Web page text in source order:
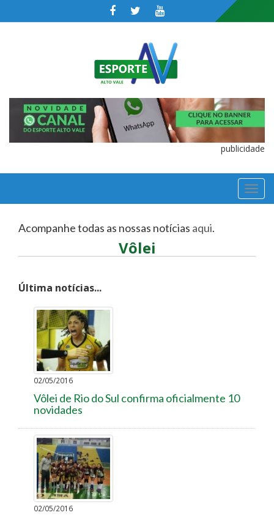
publicidade
Acompanhe todas as nossas notícias aqui.
Vôlei
Última notícias...
02/05/2016
Vôlei de Rio do Sul confirma oficialmente 10
novidades
02/05/2016